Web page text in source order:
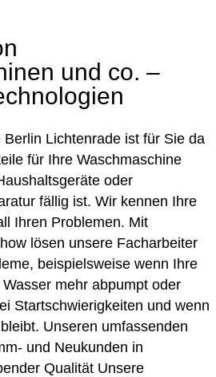
und co. –
Lichtenrade ist für Sie da
für Ihre Waschmaschine
oder
fällig ist. Wir kennen Ihre
Ihren Problemen. Mit
lösen unsere Facharbeiter
beispielsweise wenn Ihre
mehr abpumpt oder
Startschwierigkeiten und wenn
Unseren umfassenden
und Neukunden in
Qualität Unsere